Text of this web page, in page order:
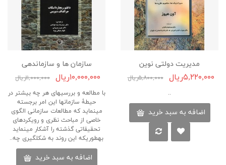
مدیریت دولتی نوین
۵,۲۲۰,۰۰۰ریال
۵,۸۰۰,۰۰۰ریال
..
اضافه به سبد خرید
سازمان ها و سازماندهی
۱۰,۰۰۰,۰۰۰ریال
۱۱,۰۰۰,۰۰۰ریال
با مطالعه و بررسی‏های هر چه بیشتر در
حیطۀ سازمان‏ها این امر برجسته
می‏نماید که مطالعات سازمانی الگوی
خاصی از مباحث نظری و رویکردهای
تحقیقاتی گذشته را آشکار می‏نماید
به‏طوریکه این روند به شکل‏گیری چه..
اضافه به سبد خرید